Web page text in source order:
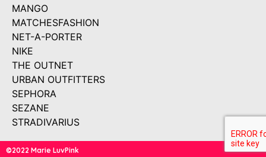
MANGO
MATCHESFASHION
NET-A-PORTER
NIKE
THE OUTNET
URBAN OUTFITTERS
SEPHORA
SEZANE
STRADIVARIUS
©2022 Marie LuvPink